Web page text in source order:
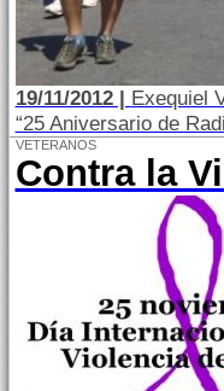
19/11/2012 | Exequiel
“25 Aniversario de
VETERANOS
Contra la